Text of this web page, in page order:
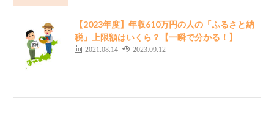
【2023年度】年収610万円の人の「ふるさと納
税」上限額はいくら？【一瞬で分かる！】
2021.08.14 2023.09.12